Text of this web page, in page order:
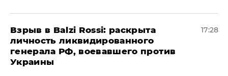
​Взрыв в Balzi Rossi: раскрыта
личность ликвидированного
генерала РФ, воевавшего против
Украины
17:28